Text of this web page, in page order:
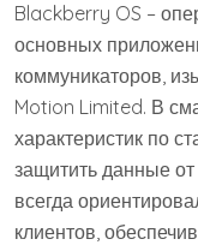
Blackberry OS –
основных
коммуникаторов,
Motion Limited. В
характеристик по
защитить данные
всегда
клиентов,